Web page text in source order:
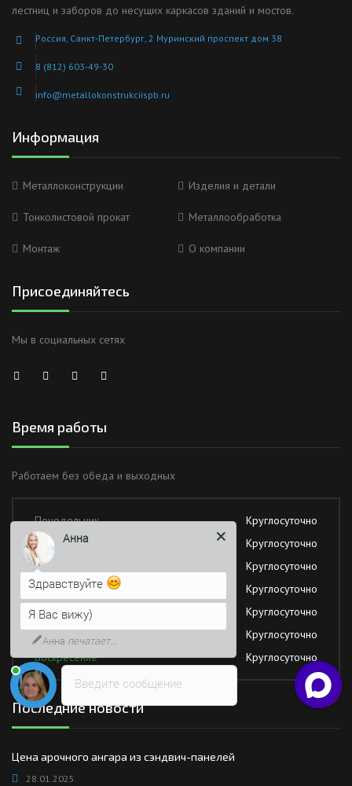
лестниц и заборов до несущих каркасов зданий и мостов.
Россия, Санкт-Петербург, 2 Муринский проспект дом 38
8 (812) 603-49-30
info@metallokonstrukciispb.ru
Информация
Металлоконструкции Изделия и детали
Тонколистовой прокат Металлообработка
Монтаж О компании
Присоединяйтесь
Мы в социальных сетях
Время работы
Работаем без обеда и выходных
Понедельник
Круглосуточно
Вторник
Круглосуточно
Среда
Круглосуточно
Четверг
Круглосуточно
Пятница
Круглосуточно
Суббота
Круглосуточно
Воскресение
Круглосуточно
Последние новости
Цена арочного ангара из сэндвич-панелей
28.01.2025
Введите сообщение
Анна
Здравствуйте
Я Вас вижу)
Анна печатает...